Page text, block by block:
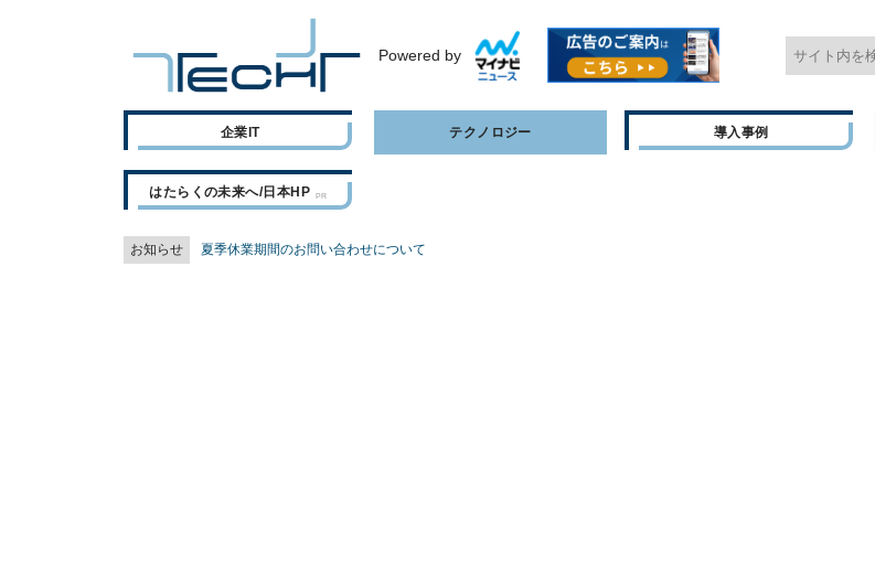
Powered by
企業IT テクノロジー 導入事例
はたらくの未来へ/日本HP
お知らせ 夏季休業期間のお問い合わせについて